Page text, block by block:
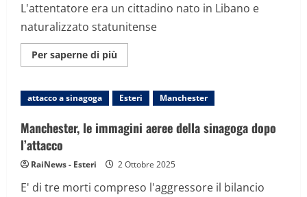
L'attentatore era un cittadino nato in Libano e
naturalizzato statunitense
Per saperne di più
informazioni
in
una
Michigan,
l’intervento
forze
dell’ordine
attacco a sinagoga Esteri Manchester
Manchester, le immagini aeree della sinagoga dopo
l’attacco
RaiNews - Esteri 2 Ottobre 2025
E' di tre morti compreso l'aggressore il bilancio